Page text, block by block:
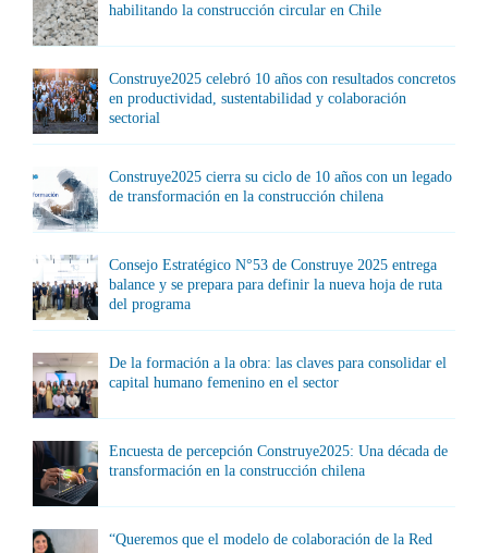
habilitando la construcción circular en Chile
Construye2025 celebró 10 años con resultados concretos
en productividad, sustentabilidad y colaboración
sectorial
Construye2025 cierra su ciclo de 10 años con un legado
de transformación en la construcción chilena
Consejo Estratégico N°53 de Construye 2025 entrega
balance y se prepara para definir la nueva hoja de ruta
del programa
De la formación a la obra: las claves para consolidar el
capital humano femenino en el sector
Encuesta de percepción Construye2025: Una década de
transformación en la construcción chilena
“Queremos que el modelo de colaboración de la Red